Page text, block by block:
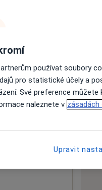
službách.
používat soubory
pro statistické účely a
Své preference
naleznete v zásadách
Upravit